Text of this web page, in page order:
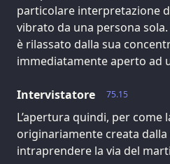
particolare interpretazione
vibrato da una persona
è rilassato dalla sua
immediatamente aperto ad
75.15
Intervistatore
L’apertura quindi, per come
originariamente creata dalla
intraprendere la via del